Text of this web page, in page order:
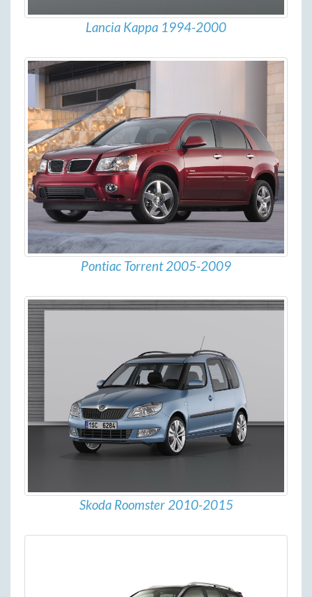
Lancia Kappa 1994-2000
Pontiac Torrent 2005-2009
Skoda Roomster 2010-2015